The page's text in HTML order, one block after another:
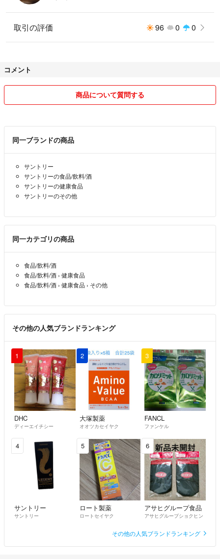
取引の評価 96 0 0
コメント
商品について質問する
同一ブランドの商品
サントリー
サントリーの食品/飲料/酒
サントリーの健康食品
サントリーのその他
同一カテゴリの商品
食品/飲料/酒
食品/飲料/酒 › 健康食品
食品/飲料/酒 › 健康食品 › その他
その他の人気ブランドランキング
1
DHC
ディーエイチシー
2
大塚製薬
オオツカセイヤク
3
FANCL
ファンケル
4
サントリー
サントリー
5
ロート製薬
ロートセイヤク
6
アサヒグループ食品
アサヒグループショクヒン
その他の人気ブランドランキング